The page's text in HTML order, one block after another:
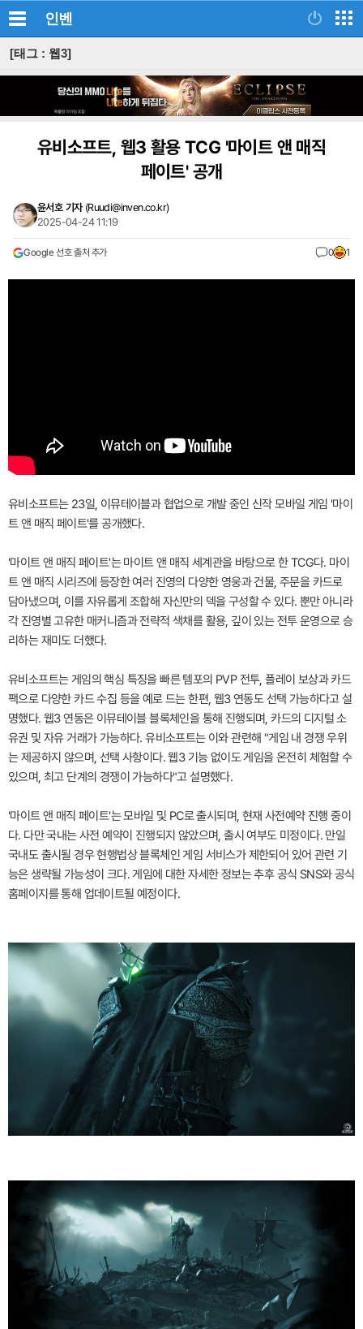
인벤
[태그 : 웹3]
유비소프트, 웹3 활용 TCG '마이트 앤 매직
페이트' 공개
윤서호 기자 (Ruudi@inven.co.kr)
2025-04-24 11:19
Google 선호 출처 추가 0 1
유비소프트는 23일, 이뮤테이블과 협업으로 개발 중인 신작 모바일 게임 '마이
트 앤 매직 페이트'를 공개했다.
'마이트 앤 매직 페이트'는 마이트 앤 매직 세계관을 바탕으로 한 TCG다. 마이
트 앤 매직 시리즈에 등장한 여러 진영의 다양한 영웅과 건물, 주문을 카드로
담아냈으며, 이를 자유롭게 조합해 자신만의 덱을 구성할 수 있다. 뿐만 아니라
각 진영별 고유한 매커니즘과 전략적 색채를 활용, 깊이 있는 전투 운영으로 승
리하는 재미도 더했다.
유비소프트는 게임의 핵심 특징을 빠른 템포의 PVP 전투, 플레이 보상과 카드
팩으로 다양한 카드 수집 등을 예로 드는 한편, 웹3 연동도 선택 가능하다고 설
명했다. 웹3 연동은 이뮤테이블 블록체인을 통해 진행되며, 카드의 디지털 소
유권 및 자유 거래가 가능하다. 유비소프트는 이와 관련해 "게임 내 경쟁 우위
는 제공하지 않으며, 선택 사항이다. 웹3 기능 없이도 게임을 온전히 체험할 수
있으며, 최고 단계의 경쟁이 가능하다"고 설명했다.
'마이트 앤 매직 페이트'는 모바일 및 PC로 출시되며, 현재 사전예약 진행 중이
다. 다만 국내는 사전 예약이 진행되지 않았으며, 출시 여부도 미정이다. 만일
국내도 출시될 경우 현행법상 블록체인 게임 서비스가 제한되어 있어 관련 기
능은 생략될 가능성이 크다. 게임에 대한 자세한 정보는 추후 공식 SNS와 공식
홈페이지를 통해 업데이트될 예정이다.